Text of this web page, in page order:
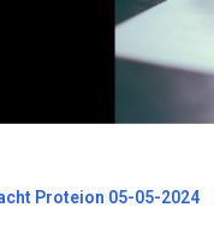
Proteion 05-05-2024